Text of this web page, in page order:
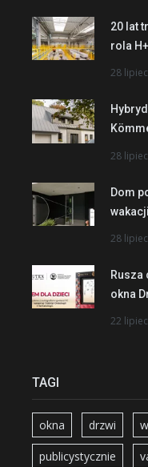
20 lat
rola
28
28
Dom
wakacji
28
Rusza
okna
22
TAGI
okna drzwi
publicystycznie